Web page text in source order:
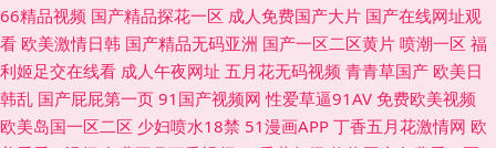
66精品视频 国产精品探花一区 成人免费国产大片 国产在线网址观
看 欧美激情日韩 国产精品无码亚洲 国产一区二区黄片 喷潮一区 福
利姬足交在线看 成人午夜网址 五月花无码视频 青青草国产 欧美日
韩乱 国产屁屁第一页 91国产视频网 性爱草逼91AV 免费欧美视频
欧美岛国一区二区 少妇喷水18禁 51漫画APP 丁香五月花激情网 欧